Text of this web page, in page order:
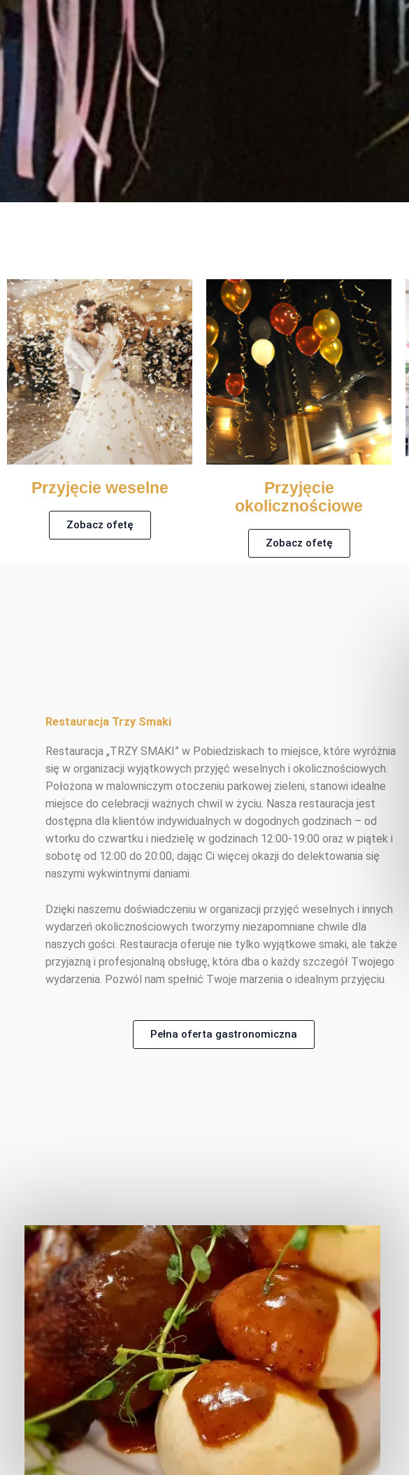
Przyjęcie weselne
Zobacz ofetę
Przyjęcie
okolicznościowe
Zobacz ofetę
Restauracja Trzy Smaki
Restauracja „TRZY SMAKI” w Pobiedziskach to miejsce, które wyróżnia
się w organizacji wyjątkowych przyjęć weselnych i okolicznościowych.
Położona w malowniczym otoczeniu parkowej zieleni, stanowi idealne
miejsce do celebracji ważnych chwil w życiu. Nasza restauracja jest
dostępna dla klientów indywidualnych w dogodnych godzinach – od
wtorku do czwartku i niedzielę w godzinach 12:00-19:00 oraz w piątek i
sobotę od 12:00 do 20:00, dając Ci więcej okazji do delektowania się
naszymi wykwintnymi daniami.
Dzięki naszemu doświadczeniu w organizacji przyjęć weselnych i innych
wydarzeń okolicznościowych tworzymy niezapomniane chwile dla
naszych gości. Restauracja oferuje nie tylko wyjątkowe smaki, ale także
przyjazną i profesjonalną obsługę, która dba o każdy szczegół Twojego
wydarzenia. Pozwól nam spełnić Twoje marzenia o idealnym przyjęciu.
Pełna oferta gastronomiczna